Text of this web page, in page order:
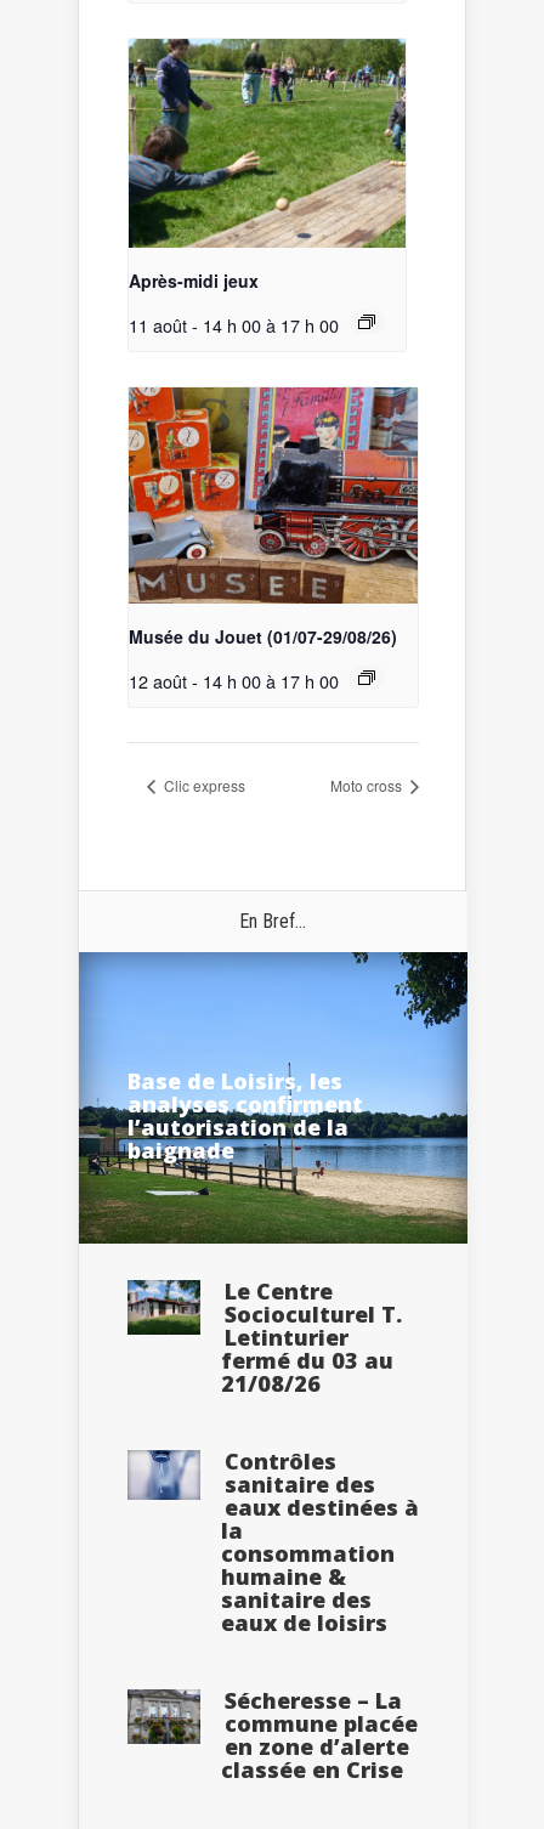
Après-midi jeux
11 août - 14 h 00à 17 h 00
Musée du Jouet (01/07-29/08/26)
12 août - 14 h 00à 17 h 00
Clic express Moto cross
En Bref...
Base de Loisirs, les
analyses confirment
l’autorisation de la
baignade
Le Centre
Socioculturel T.
Letinturier
fermé du 03 au
21/08/26
Contrôles
sanitaire des
eaux destinées à
la
consommation
humaine &
sanitaire des
eaux de loisirs
Sécheresse – La
commune placée
en zone d’alerte
classée en Crise